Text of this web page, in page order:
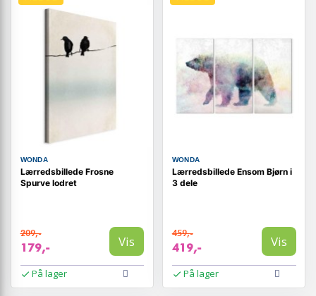
WONDA
Lærredsbillede Frosne
Spurve lodret
209,-
179,- Vis
På lager
WONDA
Lærredsbillede Ensom Bjørn i
3 dele
459,-
419,- Vis
På lager